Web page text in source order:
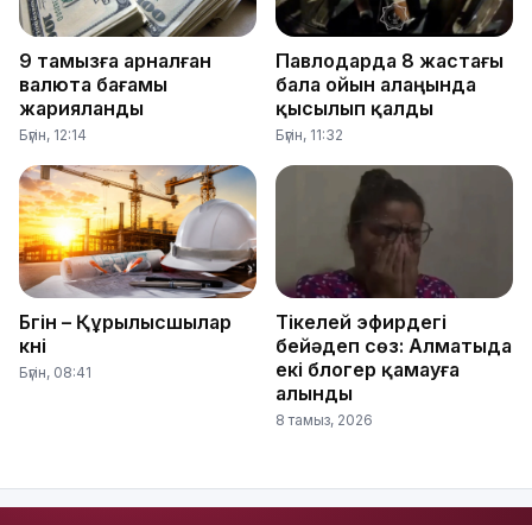
9 тамызға арналған
валюта бағамы
жарияланды
Бүгін, 12:14
Павлодарда 8 жастағы
бала ойын алаңында
қысылып қалды
Бүгін, 11:32
Бүгін – Құрылысшылар
күні
Бүгін, 08:41
Тікелей эфирдегі
бейәдеп сөз: Алматыда
екі блогер қамауға
алынды
8 тамыз, 2026